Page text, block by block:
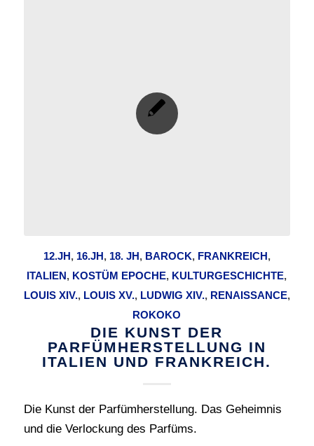
12.JH, 16.JH, 18. JH, BAROCK, FRANKREICH,
ITALIEN, KOSTÜM EPOCHE, KULTURGESCHICHTE,
LOUIS XIV., LOUIS XV., LUDWIG XIV., RENAISSANCE,
ROKOKO
DIE KUNST DER
PARFÜMHERSTELLUNG IN
ITALIEN UND FRANKREICH.
Die Kunst der Parfümherstellung. Das Geheimnis
und die Verlockung des Parfüms.